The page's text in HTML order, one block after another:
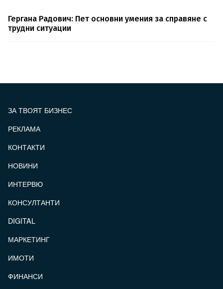
Гергана Радович: Пет основни умения за справяне с
трудни ситуации
ЗА ТВОЯТ БИЗНЕС
РЕКЛАМА
КОНТАКТИ
НОВИНИ
ИНТЕРВЮ
КОНСУЛТАНТИ
DIGITAL
МАРКЕТИНГ
ИМОТИ
ФИНАНСИ